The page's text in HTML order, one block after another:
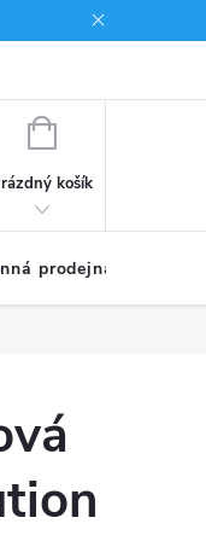
NÁKUPNÍ
košík
prodejna